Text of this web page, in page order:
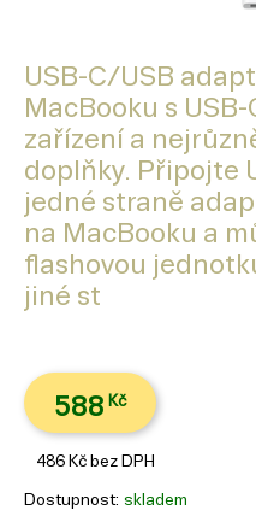
USB-C/USB
MacBooku s
zařízení a
doplňky. Připojte
jedné straně
na MacBooku a
flashovou
jiné st
588 Kč
486 Kč bez DPH
Dostupnost skladem